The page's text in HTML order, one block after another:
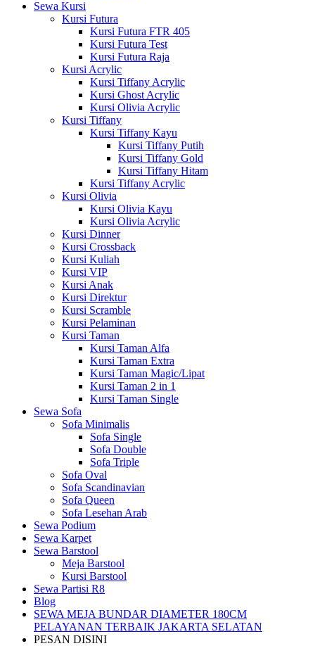
Sewa Kursi
Kursi Futura
Kursi Futura FTR 405
Kursi Futura Test
Kursi Futura Raja
Kursi Acrylic
Kursi Tiffany Acrylic
Kursi Ghost Acrylic
Kursi Olivia Acrylic
Kursi Tiffany
Kursi Tiffany Kayu
Kursi Tiffany Putih
Kursi Tiffany Gold
Kursi Tiffany Hitam
Kursi Tiffany Acrylic
Kursi Olivia
Kursi Olivia Kayu
Kursi Olivia Acrylic
Kursi Dinner
Kursi Crossback
Kursi Kuliah
Kursi VIP
Kursi Anak
Kursi Direktur
Kursi Scramble
Kursi Pelaminan
Kursi Taman
Kursi Taman Alfa
Kursi Taman Extra
Kursi Taman Magic/Lipat
Kursi Taman 2 in 1
Kursi Taman Single
Sewa Sofa
Sofa Minimalis
Sofa Single
Sofa Double
Sofa Triple
Sofa Oval
Sofa Scandinavian
Sofa Queen
Sofa Lesehan Arab
Sewa Podium
Sewa Karpet
Sewa Barstool
Meja Barstool
Kursi Barstool
Sewa Partisi R8
Blog
SEWA MEJA BUNDAR DIAMETER 180CM
PELAYANAN TERBAIK JAKARTA SELATAN
PESAN DISINI